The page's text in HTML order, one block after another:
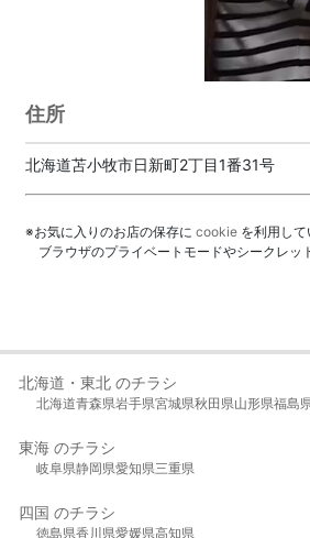
住所
北海道苫小牧市日新町2丁目1番31号
※お気に入りのお店の保存に cookie を利用して
ブラウザのプライベートモードやシークレ
北海道・東北 のチラシ
北海道青森県岩手県宮城県秋田県山形県福島
東海 のチラシ
岐阜県静岡県愛知県三重県
四国 のチラシ
徳島県香川県愛媛県高知県